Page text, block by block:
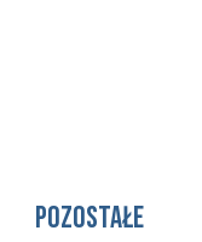
pozostałe